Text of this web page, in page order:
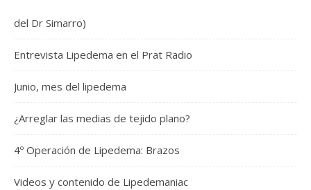
del Dr Simarro)
Entrevista Lipedema en el Prat Radio
Junio, mes del lipedema
¿Arreglar las medias de tejido plano?
4º Operación de Lipedema: Brazos
Videos y contenido de Lipedemaniac